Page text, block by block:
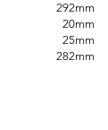
292mm
20mm
25mm
282mm